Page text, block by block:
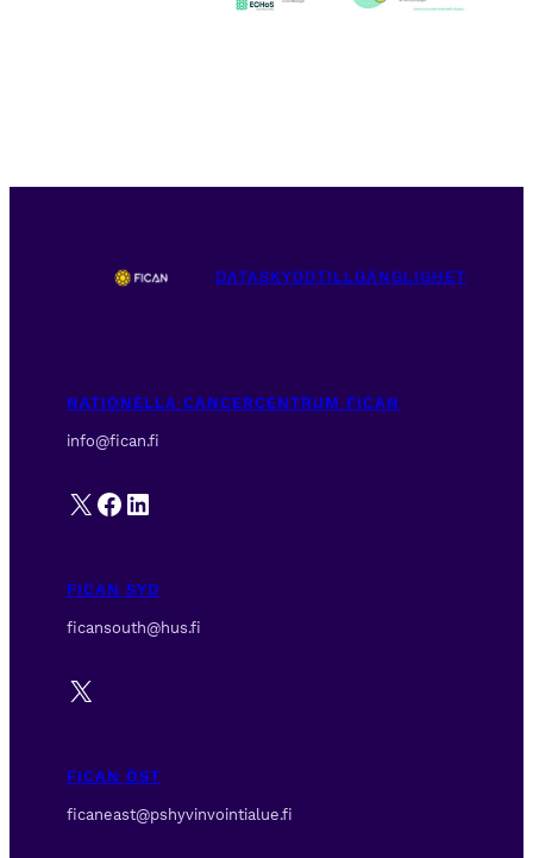
DATASKYDDTILLGÄNGLIGHET
NATIONELLA CANCERCENTRUM FICAN
info@fican.fi
X Facebook
LinkedIn
FICAN SYD
ficansouth@hus.fi
X
FICAN ÖST
ficaneast@pshyvinvointialue.fi